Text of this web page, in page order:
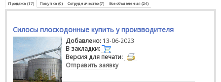
Продажа (17) Покупка (0) Сотрудничество (7) Все объявления (24)
Силосы плоскодонные купить у производителя
Добавлено: 13-06-2023
В закладки:
Версия для печати:
Отправить заявку